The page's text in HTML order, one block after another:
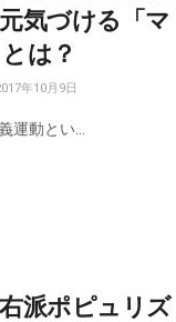
気づける「マ
は？
年10月9日
運動とい...
派ポピュリズ